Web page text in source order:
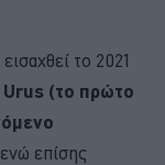
το 2021
Urus (το πρώτο
επίσης